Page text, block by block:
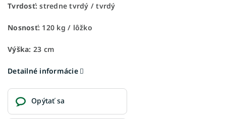
Tvrdosť: stredne tvrdý / tvrdý
Nosnosť: 120 kg / lôžko
Výška: 23 cm
Detailné informácie
Opýtať sa